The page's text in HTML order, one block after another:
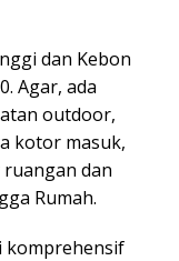
dan Kebon
Agar, ada
outdoor,
kotor masuk,
dan
Rumah.
komprehensif